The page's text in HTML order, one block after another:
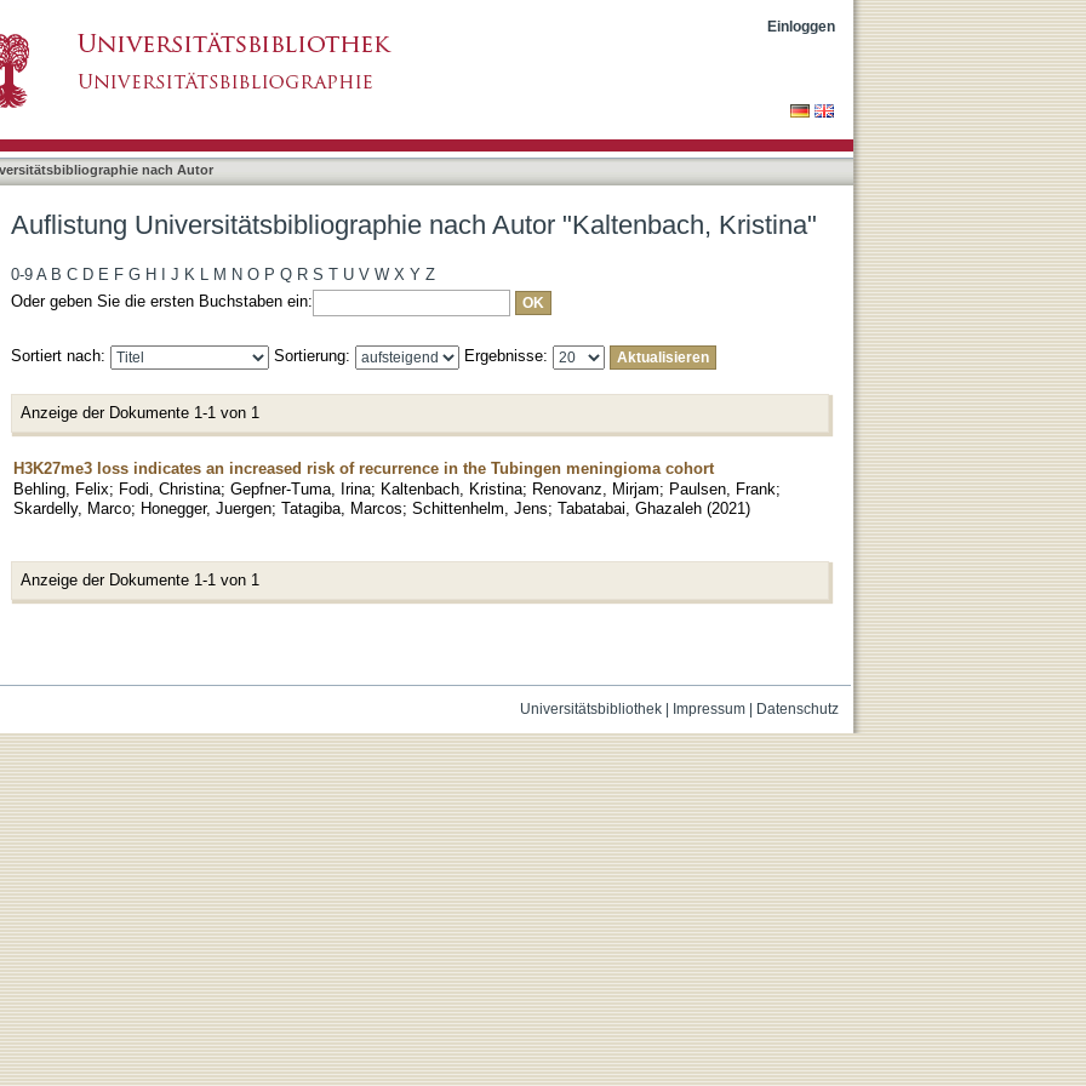
Einloggen
nach Autor
Auflistung Universitätsbibliographie nach Autor "Kaltenbach, Kristina"
0-9 A B C D E F G H J K L M N O P Q R S T U V W X Y Z
Oder geben Sie die ersten Buchstaben ein:
Sortiert nach: Sortierung: Ergebnisse:
Anzeige der Dokumente 1-1 von 1
H3K27me3 loss indicates an increased risk of recurrence in the Tubingen meningioma cohort
Behling, Felix; Fodi, Christina; Gepfner-Tuma, Irina; Kaltenbach, Kristina; Renovanz, Mirjam; Paulsen, Frank;
Skardelly, Marco; Honegger, Juergen; Tatagiba, Marcos; Schittenhelm, Jens; Tabatabai, Ghazaleh (2021)
Anzeige der Dokumente 1-1 von 1
Universitätsbibliothek| Impressum| Datenschutz